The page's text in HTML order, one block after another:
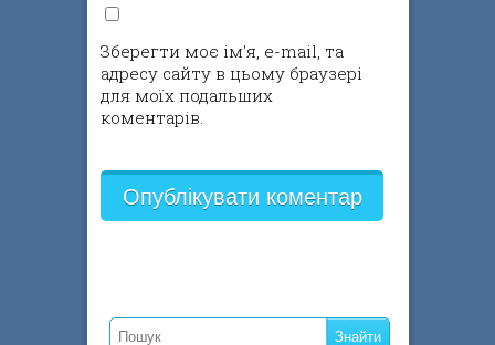
Зберегти моє ім'я, e-mail, та
адресу сайту в цьому браузері
для моїх подальших
коментарів.